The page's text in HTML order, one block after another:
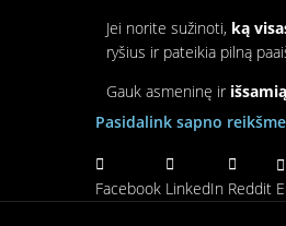
Jei norite sužinoti, ką
ryšius ir pateikia pilną
Gauk asmeninę ir
Pasidalink sapno reikšme
Facebook LinkedIn Reddit